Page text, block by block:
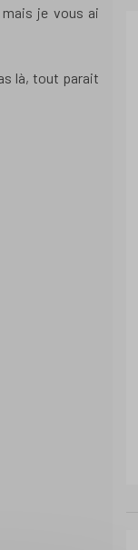
je vous ai
là, tout parait